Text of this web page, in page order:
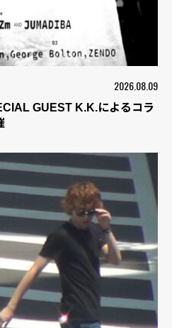
2026.08.09
GUEST K.K.によるコラ